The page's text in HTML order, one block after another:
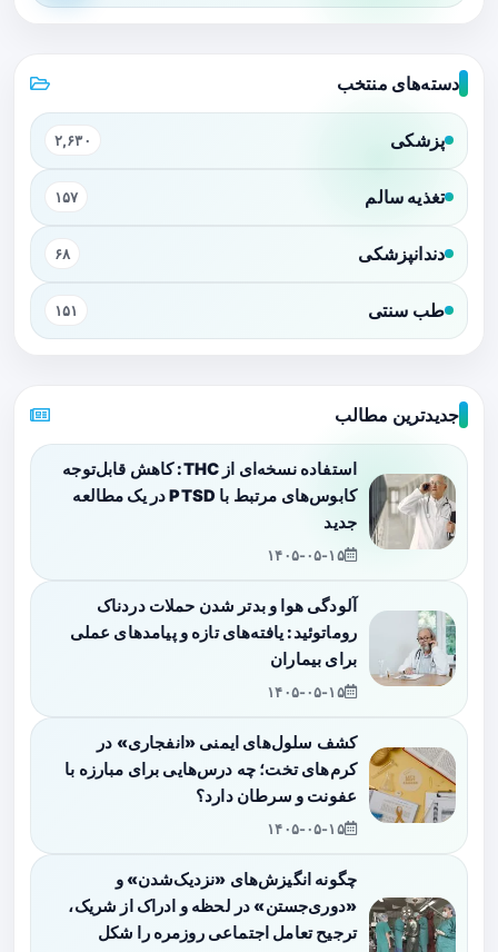
دسته‌های منتخب
پزشکی ۲,۶۳۰
تغذیه سالم ۱۵۷
دندانپزشکی ۶۸
طب سنتی ۱۵۱
جدیدترین مطالب
استفاده نسخه‌ای از THC: کاهش قابل‌توجه
کابوس‌های مرتبط با PTSD در یک مطالعه
جدید
۱۴۰۵-۰۵-۱۵
آلودگی هوا و بدتر شدن حملات دردناک
روماتوئید: یافته‌های تازه و پیامدهای عملی
برای بیماران
۱۴۰۵-۰۵-۱۵
کشف سلول‌های ایمنی «انفجاری» در
کرم‌های تخت؛ چه درس‌هایی برای مبارزه با
عفونت و سرطان دارد؟
۱۴۰۵-۰۵-۱۵
چگونه انگیزش‌های «نزدیک‌شدن» و
«دوری‌جستن» در لحظه و ادراک از شریک،
ترجیح تعامل اجتماعی روزمره را شکل